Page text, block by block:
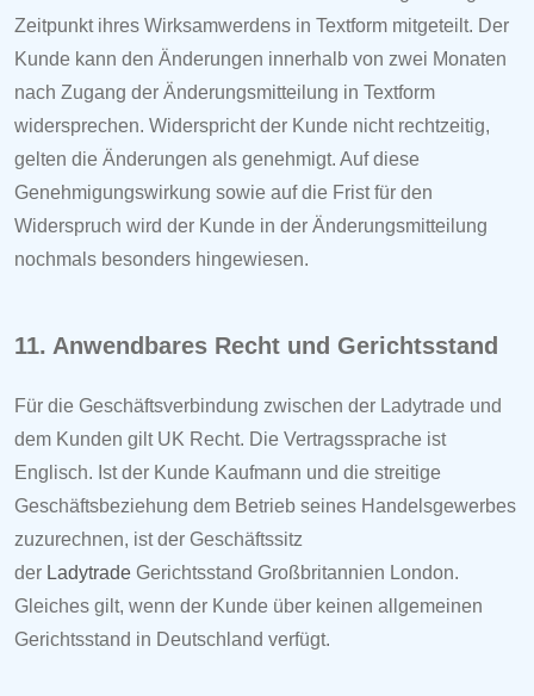
Zeitpunkt ihres Wirksamwerdens in Textform mitgeteilt. Der
Kunde kann den Änderungen innerhalb von zwei Monaten
nach Zugang der Änderungsmitteilung in Textform
widersprechen. Widerspricht der Kunde nicht rechtzeitig,
gelten die Änderungen als genehmigt. Auf diese
Genehmigungswirkung sowie auf die Frist für den
Widerspruch wird der Kunde in der Änderungsmitteilung
nochmals besonders hingewiesen.
11. Anwendbares Recht und Gerichtsstand
Für die Geschäftsverbindung zwischen der Ladytrade und
dem Kunden gilt UK Recht. Die Vertragssprache ist
Englisch. Ist der Kunde Kaufmann und die streitige
Geschäftsbeziehung dem Betrieb seines Handelsgewerbes
zuzurechnen, ist der Geschäftssitz
der Ladytrade Gerichtsstand Großbritannien London.
Gleiches gilt, wenn der Kunde über keinen allgemeinen
Gerichtsstand in Deutschland verfügt.